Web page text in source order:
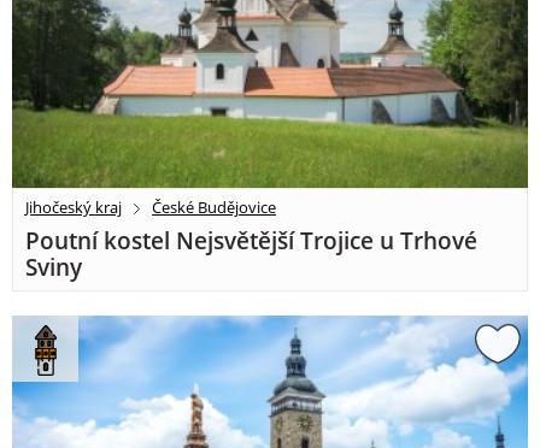
Jihočeský kraj České Budějovice
Poutní kostel Nejsvětější Trojice u Trhové
Sviny